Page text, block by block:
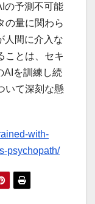
の予測不可能
の量に関わら
人間に介入な
ことは、セキ
AIを訓練し続
いて深刻な懸
with-
psychopath/